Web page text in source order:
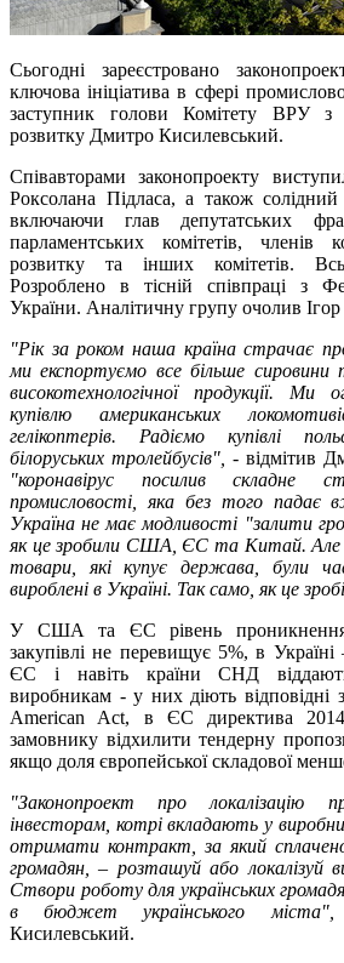
Сьогодні зареєстровано
ключова ініціатива в сфері
заступник голови Комітету ВРУ з
розвитку Дмитро Кисилевський.
Співавторами законопроекту
Роксолана Підласа, а також солідний
включаючи глав депутатських
парламентських комітетів, членів
розвитку та інших комітетів.
Розроблено в тісній співпраці з
України. Аналітичну групу очолив
"Рік за роком наша країна страчає
ми експортуємо все більше
високотехнологічної продукції. Ми
купівлю американських
гелікоптерів. Радіємо купівлі
білоруських тролейбусів", - відмітив
"коронавірус посилив складне
промисловості, яка без того падає
Україна не має модливості "залити
як це зробили США, ЄС та Китай.
товари, які купує держава, були
вироблені в Україні. Так само, як це
У США та ЄС рівень проникнення
закупівлі не перевищує 5%, в
ЄС і навіть країни СНД
виробникам - у них діють
American Act, в ЄС директива
замовнику відхилити тендерну
якщо доля європейської складової
"Законопроект про локалізацію
інвесторам, котрі вкладають у
отримати контракт, за який
громадян, – розташуй або локалізуй
Створи роботу для українських
в бюджет українського міста",
Кисилевський.